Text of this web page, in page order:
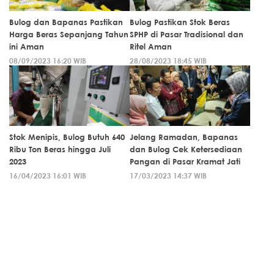
Bulog dan Bapanas Pastikan
Harga Beras Sepanjang Tahun
ini Aman
08/09/2023 16:20 WIB
Bulog Pastikan Stok Beras
SPHP di Pasar Tradisional dan
Ritel Aman
28/08/2023 18:45 WIB
Stok Menipis, Bulog Butuh 640
Ribu Ton Beras hingga Juli
2023
16/04/2023 16:01 WIB
Jelang Ramadan, Bapanas
dan Bulog Cek Ketersediaan
Pangan di Pasar Kramat Jati
17/03/2023 14:37 WIB